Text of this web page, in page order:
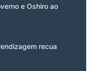
e Oshiro ao
recua